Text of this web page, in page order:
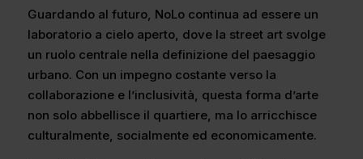
Guardando al futuro, NoLo continua ad essere un
laboratorio a cielo aperto, dove la street art svolge
un ruolo centrale nella definizione del paesaggio
urbano. Con un impegno costante verso la
collaborazione e l’inclusività, questa forma d’arte
non solo abbellisce il quartiere, ma lo arricchisce
culturalmente, socialmente ed economicamente.